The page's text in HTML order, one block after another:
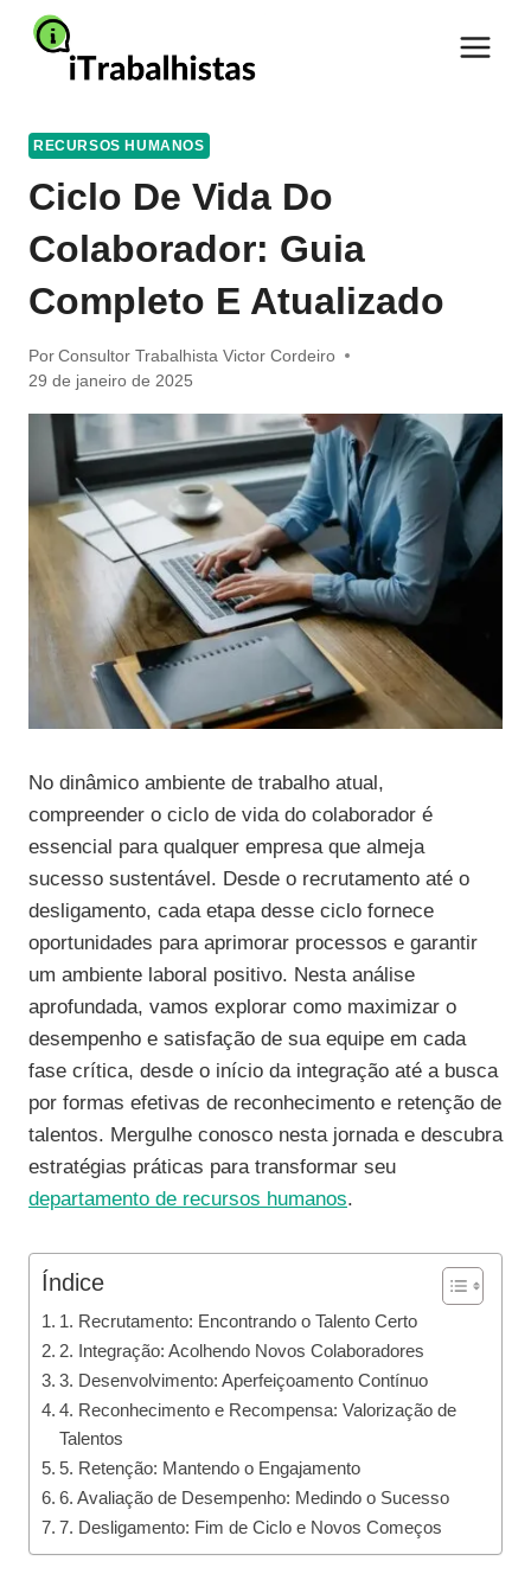
Pular
para
RECURSOS HUMANOS
Ciclo De Vida Do
Colaborador: Guia
Completo E Atualizado
Por Consultor Trabalhista Victor Cordeiro
29 de janeiro de 2025
No dinâmico ambiente de trabalho atual,
compreender o ciclo de vida do colaborador é
essencial para qualquer empresa que almeja
sucesso sustentável. Desde o recrutamento até o
desligamento, cada etapa desse ciclo fornece
oportunidades para aprimorar processos e garantir
um ambiente laboral positivo. Nesta análise
aprofundada, vamos explorar como maximizar o
desempenho e satisfação de sua equipe em cada
fase crítica, desde o início da integração até a busca
por formas efetivas de reconhecimento e retenção de
talentos. Mergulhe conosco nesta jornada e descubra
estratégias práticas para transformar seu
departamento de recursos humanos.
Índice
1. Recrutamento: Encontrando o Talento Certo
2. Integração: Acolhendo Novos Colaboradores
3. Desenvolvimento: Aperfeiçoamento Contínuo
4. Reconhecimento e Recompensa: Valorização de
Talentos
5. Retenção: Mantendo o Engajamento
6. Avaliação de Desempenho: Medindo o Sucesso
7. Desligamento: Fim de Ciclo e Novos Começos